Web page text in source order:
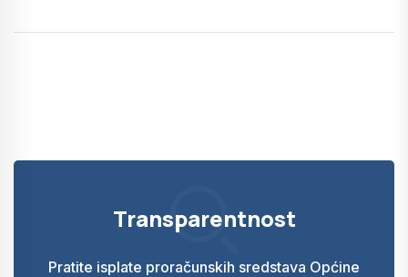
Transparentnost
Pratite isplate proračunskih sredstava Općine